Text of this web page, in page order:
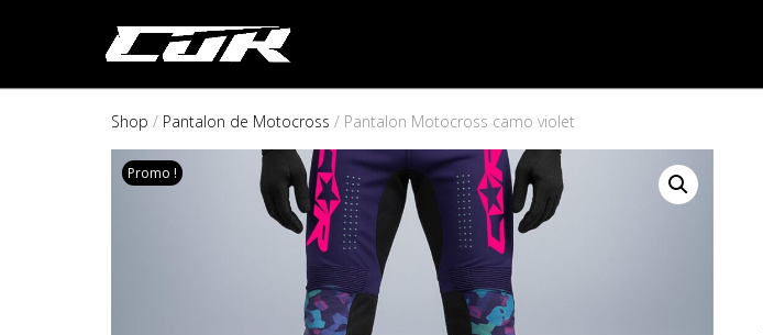
Shop / Pantalon de Motocross / Pantalon Motocross camo violet
Promo !